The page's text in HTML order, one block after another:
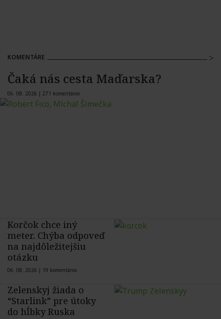
KOMENTÁRE
Čaká nás cesta Maďarska?
06. 08. 2026 | 271 komentárov
Korčok chce iný
meter. Chýba odpoveď
na najdôležitejšiu
otázku
06. 08. 2026 | 19 komentárov
Zelenskyj žiada o
“Starlink” pre útoky
do hĺbky Ruska